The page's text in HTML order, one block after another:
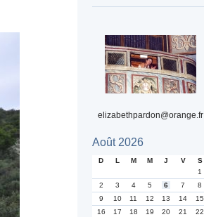
elizabethpardon@orange.fr
Août 2026
D L M M J V
S
1
2
3 4 5 6 7
8
9
10 11 12 13 14
15
16
17 18 19 20 21
22